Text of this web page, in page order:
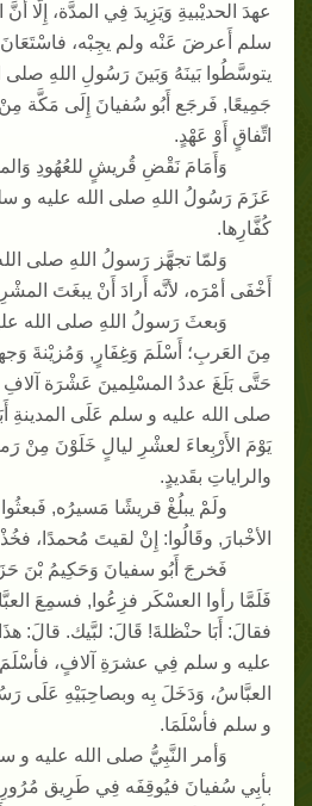
عهدَ الحديْبيةِ وَيَزِيدَ فِي المدَّة، إِلَّا
سلم أَعرضَ عَنْه ولم يجِبْه، فاسْتَعَانَ
يتوسَّطُوا بَينَهُ وَبَينَ رَسُولِ اللهِ صلى
جَمِيعًا, فَرجَع أَبُو سُفيانَ إِلَى مَكَّة
اتِّفاقٍ أَوْ عَهْدٍ.
وَأَمَامَ نَقْضِ قُريشٍ للعُهُودِ
عَزَمَ رَسُولُ اللهِ صلى الله عليه و
كُفَّارِها.
وَلمّا تجهَّز رَسولُ اللهِ صلى
أَخْفَى أمْرَه، لأنَّه أَرادَ أَنْ يبغَتَ
وَبعثَ رَسولُ اللهِ صلى الله
مِنَ العَربِ؛ أَسْلَمَ وَغِفَارٍ , وَمُزيْنةَ
حَتَّى بَلَغَ عددُ المسْلِمينَ عَشْرَة
صلى الله عليه و سلم عَلَى المدينةِ
يَوْمَ الأَرْبِعاءَ لعشْرِ ليالٍ خَلَوْنَ مِنْ
والراياتِ بقَديدٍ.
ولَمْ يبلُغْ قريشًا مَسيرُه,
الأخْبارَ, وقَالُوا : إِنْ لقيتَ مُحمدًا، فخُذْ
فَخرجَ أَبُو سفيانَ وَحَكِيمُ بْنَ
فَلَمَّا رأوا العسْكَر فزِعُوا , فسمِعَ
فقالَ: أَبَا حنْظلةَ! قَالَ: لبَّيك. قالَ:
عليه و سلم فِي عشرَةِ آلافٍ، فأسْلَمَ
العبَّاسُ، وَدَخَلَ بِه وبصاحِبَيْهِ عَلَى
و سلم فأسْلَمَا.
وَأمر النَّبِيُّ صلى الله عليه و
بأبِي سُفيانَ فيُوقِفَه فِي طَرِيق